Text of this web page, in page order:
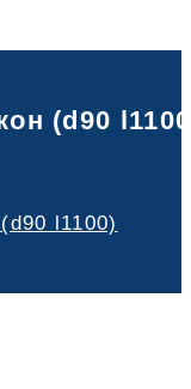
(d90
l1100)